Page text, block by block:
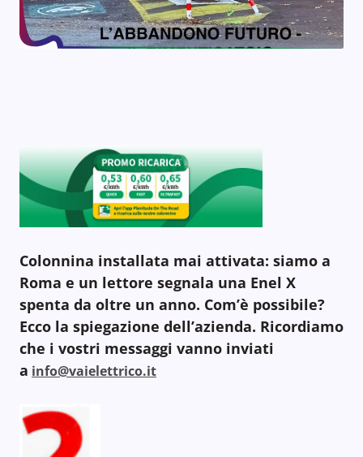
Colonnina installata mai attivata: siamo a
Roma e un lettore segnala una Enel X
spenta da oltre un anno. Com’è possibile?
Ecco la spiegazione dell’azienda. Ricordiamo
che i vostri messaggi vanno inviati
a info@vaielettrico.it